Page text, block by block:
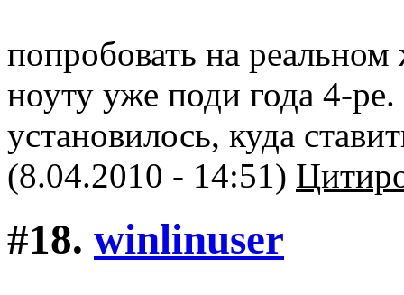
попробовать на реальном
ноуту уже поди года 4-
установилось, куда
(8.04.2010 - 14:51)
#18. winlinuser